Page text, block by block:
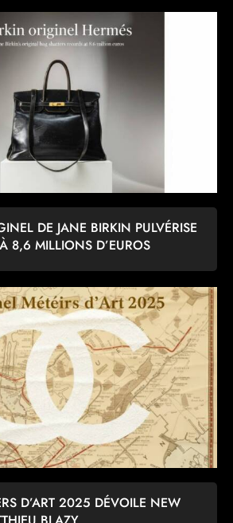
DE JANE BIRKIN PULVÉRISE
8,6 MILLIONS D’EUROS
D’ART 2025 DÉVOILE NEW